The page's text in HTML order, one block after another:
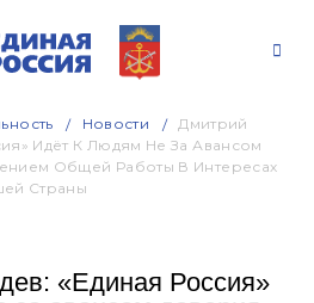
Новости
Дмитрий
Идёт К Людям Не За Авансом
Общей Работы В Интересах
Страны
«Единая Россия»